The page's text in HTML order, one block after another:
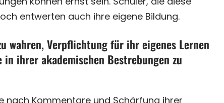
entwerten auch ihre eigene Bildung.
wahren, Verpflichtung für ihr eigenes Lernen
ihrer akademischen Bestrebungen zu
nach Kommentare und Schärfung ihrer